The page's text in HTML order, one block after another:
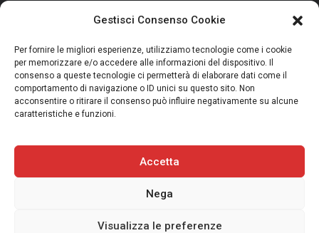
Gestisci Consenso Cookie
Per fornire le migliori esperienze, utilizziamo tecnologie come i cookie
per memorizzare e/o accedere alle informazioni del dispositivo. Il
consenso a queste tecnologie ci permetterà di elaborare dati come il
comportamento di navigazione o ID unici su questo sito. Non
acconsentire o ritirare il consenso può influire negativamente su alcune
caratteristiche e funzioni.
Accetta
Nega
Visualizza le preferenze
Corso Roma, 186
Tel:+39 039 791339
Apri mappa
Copyright 2025 Trans Audio Video S.r.l. - P.IVA 01675270613
Privacy Policy| Cookie Policy |Termini e Condizioni